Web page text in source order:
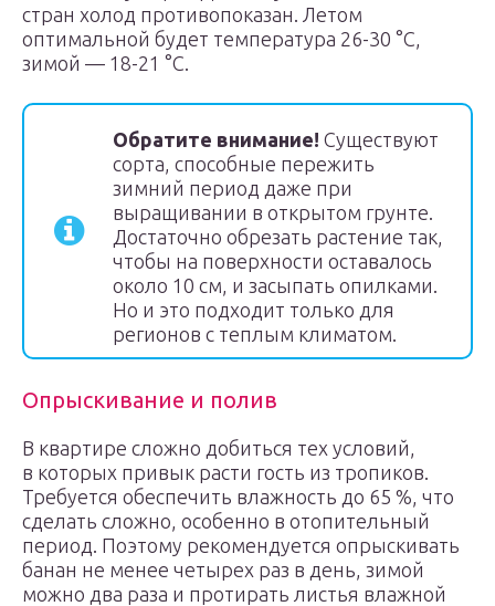
стран холод противопоказан. Летом
оптимальной будет температура 26-30 °C,
зимой — 18-21 °C.
Обратите внимание! Существуют
сорта, способные пережить
зимний период даже при
выращивании в открытом грунте.
Достаточно обрезать растение так,
чтобы на поверхности оставалось
около 10 см, и засыпать опилками.
Но и это подходит только для
регионов с теплым климатом.
Опрыскивание и полив
В квартире сложно добиться тех условий,
в которых привык расти гость из тропиков.
Требуется обеспечить влажность до 65 %, что
сделать сложно, особенно в отопительный
период. Поэтому рекомендуется опрыскивать
банан не менее четырех раз в день, зимой
можно два раза и протирать листья влажной